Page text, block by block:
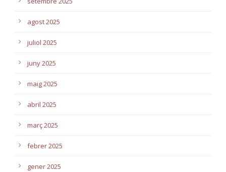
agost 2025
juliol 2025
juny 2025
maig 2025
abril 2025
març 2025
febrer 2025
gener 2025